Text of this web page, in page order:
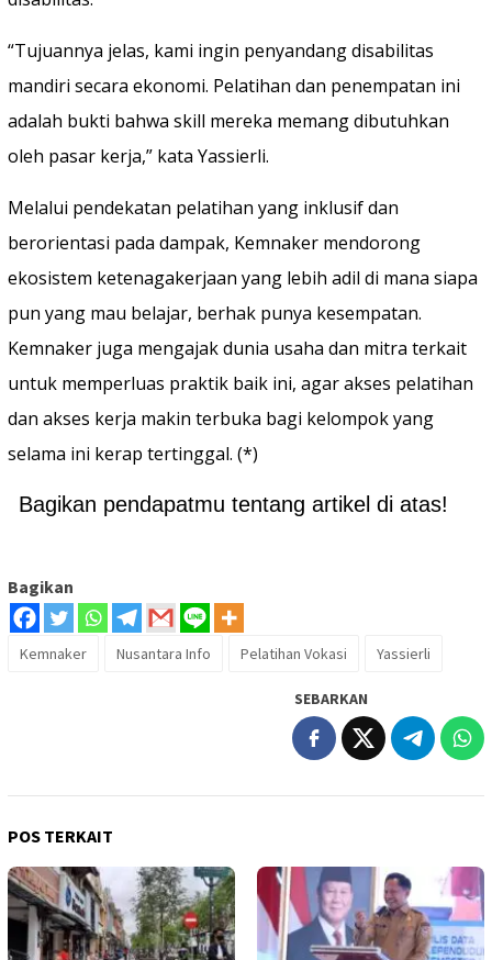
“Tujuannya jelas, kami ingin penyandang disabilitas
mandiri secara ekonomi. Pelatihan dan penempatan ini
adalah bukti bahwa skill mereka memang dibutuhkan
oleh pasar kerja,” kata Yassierli.
Melalui pendekatan pelatihan yang inklusif dan
berorientasi pada dampak, Kemnaker mendorong
ekosistem ketenagakerjaan yang lebih adil di mana siapa
pun yang mau belajar, berhak punya kesempatan.
Kemnaker juga mengajak dunia usaha dan mitra terkait
untuk memperluas praktik baik ini, agar akses pelatihan
dan akses kerja makin terbuka bagi kelompok yang
selama ini kerap tertinggal. (*)
Bagikan pendapatmu tentang artikel di atas!
Bagikan
Kemnaker Nusantara Info Pelatihan Vokasi Yassierli
SEBARKAN
POS TERKAIT